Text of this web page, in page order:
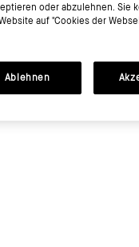
oder abzulehnen. Sie
auf "Cookies der
Ablehnen